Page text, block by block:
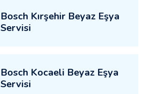
Bosch Kırşehir Beyaz Eşya
Servisi
Bosch Kocaeli Beyaz Eşya
Servisi